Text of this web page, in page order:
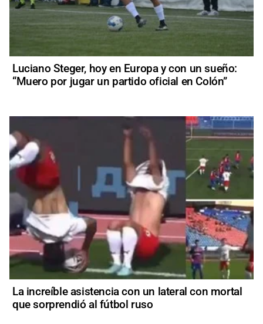
Luciano Steger, hoy en Europa y con un sueño:
“Muero por jugar un partido oficial en Colón”
La increíble asistencia con un lateral con mortal
que sorprendió al fútbol ruso